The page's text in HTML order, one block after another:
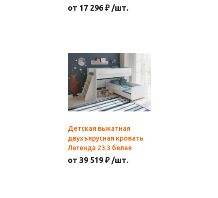
от 17 296 ₽ /шт.
Детская выкатная
двухъярусная кровать
Легенда 23.3 белая
от 39 519 ₽ /шт.